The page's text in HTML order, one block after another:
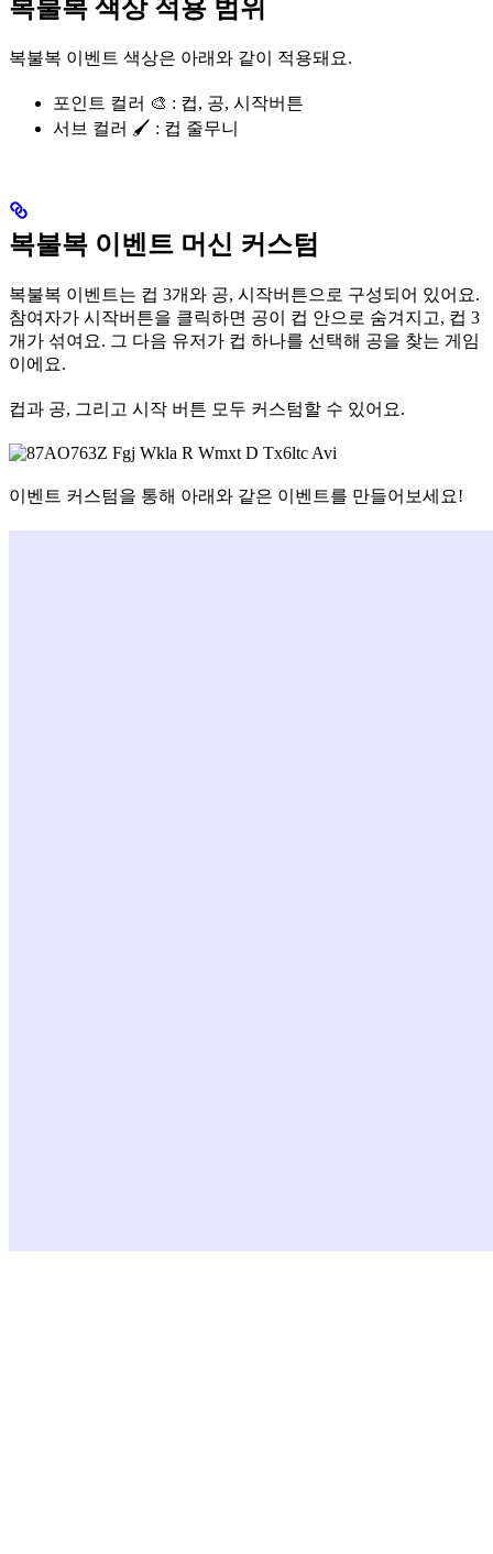
복불복 색상 적용 범위
복불복 이벤트 색상은 아래와 같이 적용돼요.
포인트 컬러 🎨 : 컵, 공, 시작버튼
서브 컬러 🖌️ : 컵 줄무니
복불복 이벤트 머신 커스텀
복불복 이벤트는 컵 3개와 공, 시작버튼으로 구성되어 있어요.
참여자가 시작버튼을 클릭하면 공이 컵 안으로 숨겨지고, 컵 3
개가 섞여요. 그 다음 유저가 컵 하나를 선택해 공을 찾는 게임
이에요.
컵과 공, 그리고 시작 버튼 모두 커스텀할 수 있어요.
이벤트 커스텀을 통해 아래와 같은 이벤트를 만들어보세요!